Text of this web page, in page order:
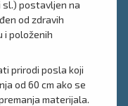
sl.) postavljen na
od zdravih
i položenih
prirodi posla koji
od 60 cm ako se
materijala.